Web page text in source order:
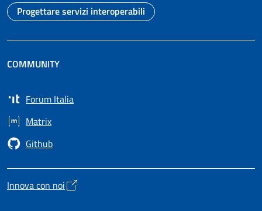
Vai alla pagina
Progettare servizi interoperabili
COMMUNITY
Forum Italia
Apre in un nuovo tab
Matrix
Apre in un nuovo tab
Github
Apre in un nuovo tab
Innova con noi
Apre in un nuovo tab